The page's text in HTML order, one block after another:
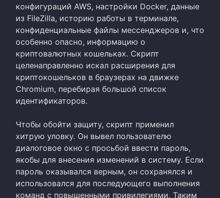
конфигураций AWS, настройки Docker, данные
из FileZilla, историю работы в терминале,
конфиденциальные файлы мессенджеров и, что
особенно опасно, информацию о
криптовалютных кошельках. Скрипт
целенаправленно искал расширения для
криптокошельков в браузерах на движке
Chromium, перебирая большой список
идентификаторов.
Чтобы обойти защиту, скрипт применил
хитрую уловку. Он вывел пользователю
диалоговое окно с просьбой ввести пароль,
якобы для внесения изменений в систему. Если
пароль оказывался верным, он сохранялся и
использовался для последующего выполнения
команд с повышенными привилегиями. Таким